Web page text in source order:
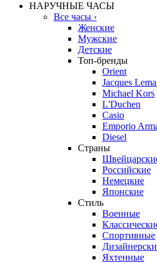
НАРУЧНЫЕ ЧАСЫ
Все часы ›
Женские
Мужские
Детские
Топ-бренды
Orient
Jacques
Michael Kors
L'Duchen
Casio
Emporio
Diesel
Страны
Российские
Немецкие
Японские
Стиль
Военные
Спортивные
Яхтенные